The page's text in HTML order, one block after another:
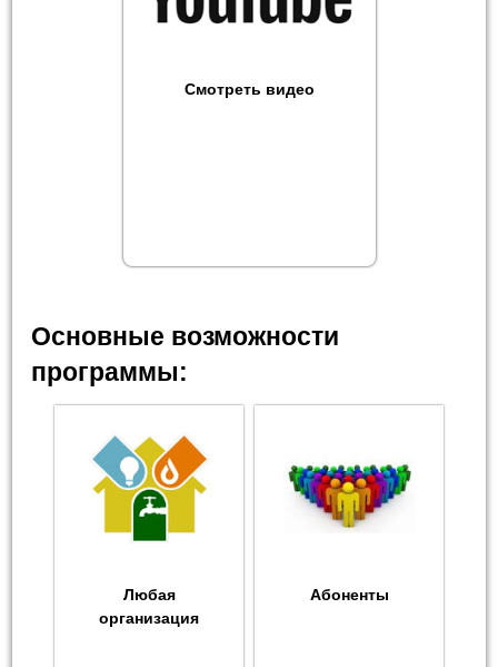
Смотреть видео
Основные возможности
программы:
Любая
организация
Абоненты